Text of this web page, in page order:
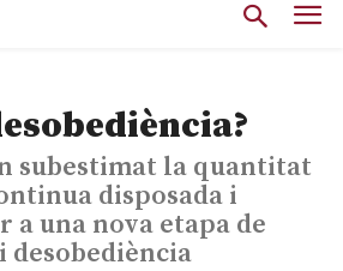
subestimat la quantitat
disposada i
a una nova etapa de